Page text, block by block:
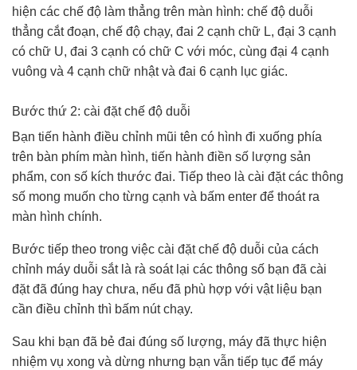
hiện các chế độ làm thẳng trên màn hình: chế độ duỗi
thẳng cắt đoạn, chế độ chạy, đai 2 cạnh chữ L, đại 3 cạnh
có chữ U, đai 3 cạnh có chữ C với móc, cùng đại 4 cạnh
vuông và 4 cạnh chữ nhật và đai 6 cạnh lục giác.
Bước thứ 2: cài đặt chế độ duỗi
Bạn tiến hành điều chỉnh mũi tên có hình đi xuống phía
trên bàn phím màn hình, tiến hành điền số lượng sản
phẩm, con số kích thước đai. Tiếp theo là cài đặt các thông
số mong muốn cho từng cạnh và bấm enter để thoát ra
màn hình chính.
Bước tiếp theo trong việc cài đặt chế độ duỗi của cách
chỉnh máy duỗi sắt là rà soát lại các thông số bạn đã cài
đặt đã đúng hay chưa, nếu đã phù hợp với vật liệu bạn
cần điều chỉnh thì bấm nút chạy.
Sau khi bạn đã bẻ đai đúng số lượng, máy đã thực hiện
nhiệm vụ xong và dừng nhưng bạn vẫn tiếp tục để máy